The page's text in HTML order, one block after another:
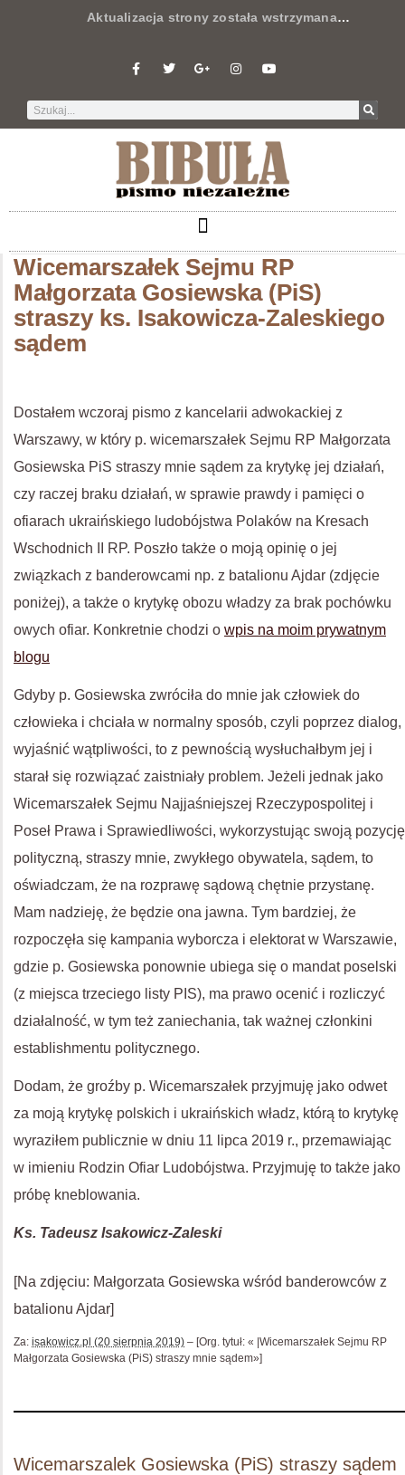
Aktualizacja strony została wstrzymana…
Wicemarszałek Sejmu RP
Małgorzata Gosiewska (PiS)
straszy ks. Isakowicza-Zaleskiego
sądem
Dostałem wczoraj pismo z kancelarii adwokackiej z
Warszawy, w który p. wicemarszałek Sejmu RP Małgorzata
Gosiewska PiS straszy mnie sądem za krytykę jej działań,
czy raczej braku działań, w sprawie prawdy i pamięci o
ofiarach ukraińskiego ludobójstwa Polaków na Kresach
Wschodnich II RP. Poszło także o moją opinię o jej
związkach z banderowcami np. z batalionu Ajdar (zdjęcie
poniżej), a także o krytykę obozu władzy za brak pochówku
owych ofiar. Konkretnie chodzi o wpis na moim prywatnym
blogu
Gdyby p. Gosiewska zwróciła do mnie jak człowiek do
człowieka i chciała w normalny sposób, czyli poprzez dialog,
wyjaśnić wątpliwości, to z pewnością wysłuchałbym jej i
starał się rozwiązać zaistniały problem. Jeżeli jednak jako
Wicemarszałek Sejmu Najjaśniejszej Rzeczypospolitej i
Poseł Prawa i Sprawiedliwości, wykorzystując swoją pozycję
polityczną, straszy mnie, zwykłego obywatela, sądem, to
oświadczam, że na rozprawę sądową chętnie przystanę.
Mam nadzieję, że będzie ona jawna. Tym bardziej, że
rozpoczęła się kampania wyborcza i elektorat w Warszawie,
gdzie p. Gosiewska ponownie ubiega się o mandat poselski
(z miejsca trzeciego listy PIS), ma prawo ocenić i rozliczyć
działalność, w tym też zaniechania, tak ważnej członkini
establishmentu politycznego.
Dodam, że groźby p. Wicemarszałek przyjmuję jako odwet
za moją krytykę polskich i ukraińskich władz, którą to krytykę
wyraziłem publicznie w dniu 11 lipca 2019 r., przemawiając
w imieniu Rodzin Ofiar Ludobójstwa. Przyjmuję to także jako
próbę kneblowania.
Ks. Tadeusz Isakowicz-Zaleski
[Na zdjęciu: Małgorzata Gosiewska wśród banderowców z
batalionu Ajdar]
Za: isakowicz.pl (20 sierpnia 2019) – [Org. tytuł: « |Wicemarszałek Sejmu RP
Małgorzata Gosiewska (PiS) straszy mnie sądem»]
Wicemarszalek Gosiewska (PiS) straszy sądem